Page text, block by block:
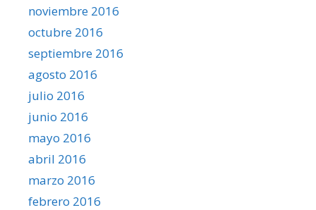
noviembre 2016
octubre 2016
septiembre 2016
agosto 2016
julio 2016
junio 2016
mayo 2016
abril 2016
marzo 2016
febrero 2016